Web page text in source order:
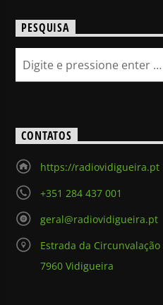
PESQUISA
CONTATOS
https://radiovidigueira.pt
+351 284 437 001
geral@radiovidigueira.pt
Estrada da Circunvalação
7960 Vidigueira